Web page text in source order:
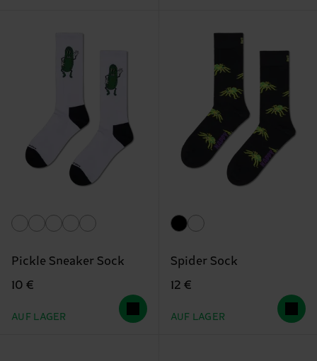
Pickle Sneaker Sock
10 €
AUF LAGER
Spider Sock
12 €
AUF LAGER